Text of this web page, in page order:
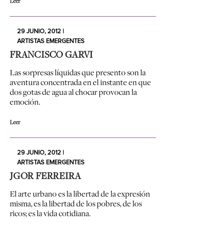
29 JUNIO, 2012 |
ARTISTAS EMERGENTES
FRANCISCO GARVI
Las sorpresas líquidas que presento son la
aventura concentrada en el instante en que
dos gotas de agua al chocar provocan la
emoción.
Leer
29 JUNIO, 2012 |
ARTISTAS EMERGENTES
JGOR FERREIRA
El arte urbano es la libertad de la expresión
misma, es la libertad de los pobres, de los
ricos; es la vida cotidiana.